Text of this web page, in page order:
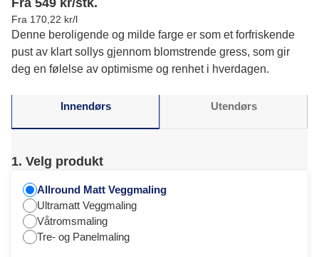
Fra 549 kr/stk.
Fra 170,22 kr/l
Denne beroligende og milde farge er som et forfriskende
pust av klart sollys gjennom blomstrende gress, som gir
deg en følelse av optimisme og renhet i hverdagen.
Innendørs Utendørs
1. Velg produkt
Allround Matt Veggmaling
Ultramatt Veggmaling
Våtromsmaling
Tre- og Panelmaling